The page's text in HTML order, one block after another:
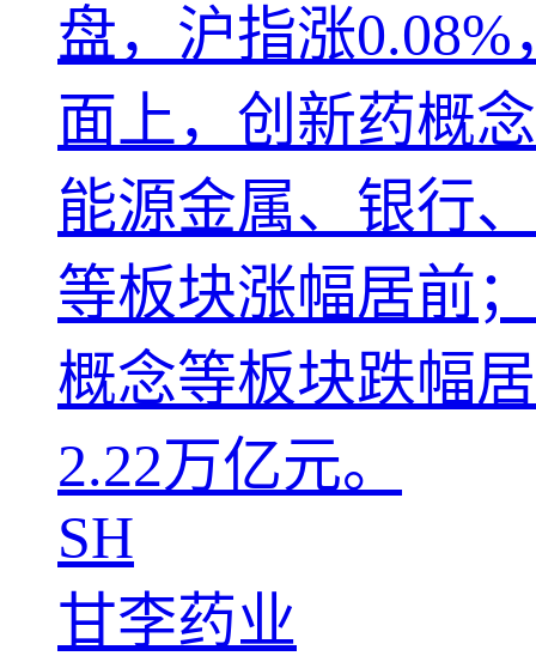
盘，沪指涨
面上，创新药概
能源金属、银行
等板块涨幅居前
概念等板块跌幅
2.22万亿元。
SH
甘李药业